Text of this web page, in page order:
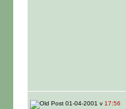
01-04-2001 v 17:56